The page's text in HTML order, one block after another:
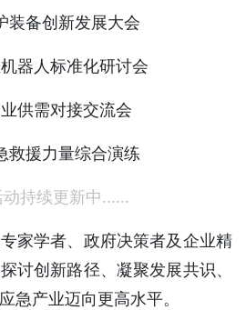
装备创新发展大会
器人标准化研讨会
供需对接交流会
救援力量综合演练
持续更新中......
家学者、政府决策者及企业精
讨创新路径、凝聚发展共识、
急产业迈向更高水平。